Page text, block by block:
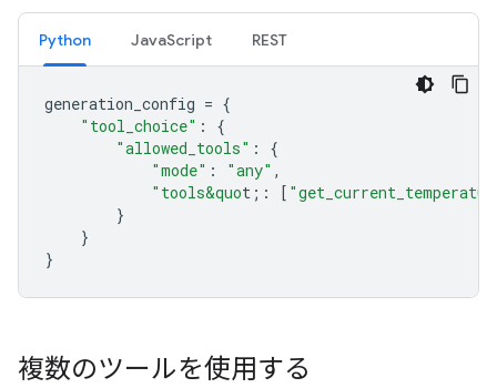
Python JavaScript REST
generation_config = {
"tool_choice" :
{
"allowed_tools" :
{
"mode" : "any" ,
"tools&quot; : [
}
}
}
複数のツールを使用する